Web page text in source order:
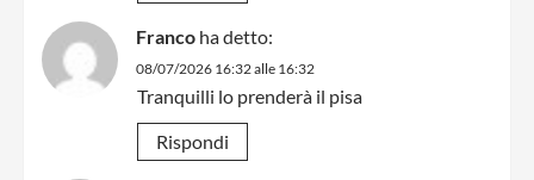
Franco ha detto:
08/07/2026 16:32 alle 16:32
Tranquilli lo prenderà il pisa
Rispondi